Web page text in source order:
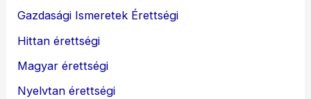
Gazdasági Ismeretek Érettségi
Hittan érettségi
Magyar érettségi
Nyelvtan érettségi